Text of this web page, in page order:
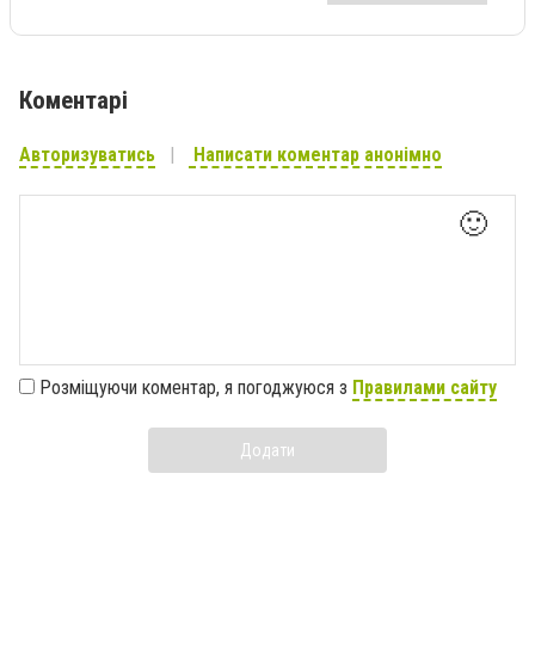
Коментарі
Авторизуватись Написати коментар анонімно
🙂
Розміщуючи коментар, я погоджуюся з Правилами сайту
Додати